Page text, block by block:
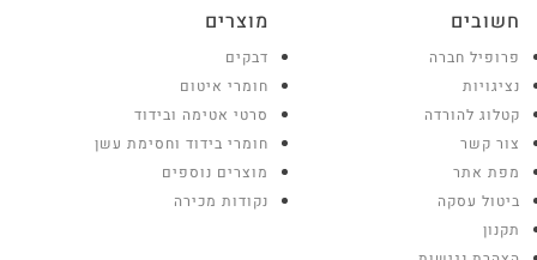
חשובים
פרופיל חברה
נציגויות
קטלוג להורדה
צור קשר
מפת אתר
ביטול עסקה
תקנון
מוצרים
דבקים
חומרי איטום
סרטי אטימה ובידוד
חומרי בידוד וחסימת עשן
מוצרים נוספים
נקודות מכירה